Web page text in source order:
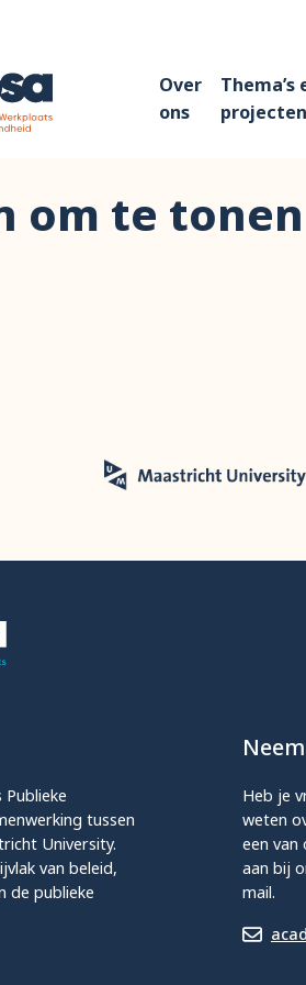
Over
ons
Thema’s
projecten
om te tonen
Publieke
tussen
University.
van beleid,
de publieke
Heb je
weten
een van
aan bij
mail.